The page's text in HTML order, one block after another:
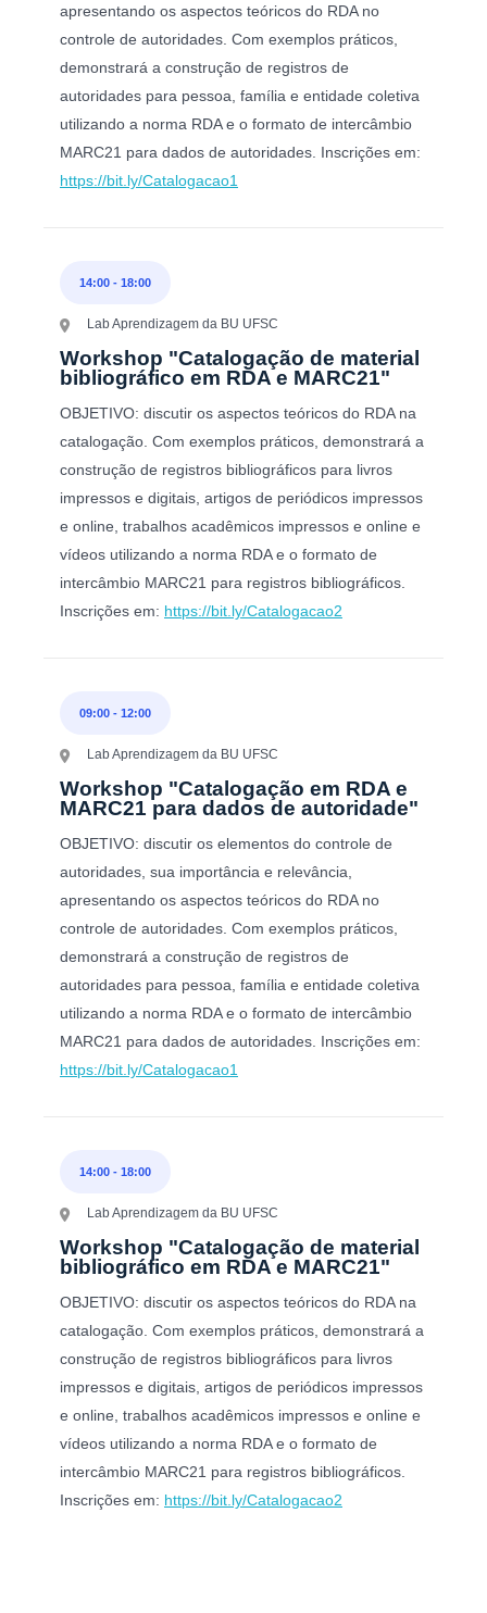
apresentando os aspectos teóricos do RDA no
controle de autoridades. Com exemplos práticos,
demonstrará a construção de registros de
autoridades para pessoa, família e entidade coletiva
utilizando a norma RDA e o formato de intercâmbio
MARC21 para dados de autoridades. Inscrições em:
https://bit.ly/Catalogacao1
14:00 - 18:00
Lab Aprendizagem da BU UFSC
Workshop "Catalogação de material
bibliográfico em RDA e MARC21"
OBJETIVO: discutir os aspectos teóricos do RDA na
catalogação. Com exemplos práticos, demonstrará a
construção de registros bibliográficos para livros
impressos e digitais, artigos de periódicos impressos
e online, trabalhos acadêmicos impressos e online e
vídeos utilizando a norma RDA e o formato de
intercâmbio MARC21 para registros bibliográficos.
Inscrições em: https://bit.ly/Catalogacao2
09:00 - 12:00
Lab Aprendizagem da BU UFSC
Workshop "Catalogação em RDA e
MARC21 para dados de autoridade"
OBJETIVO: discutir os elementos do controle de
autoridades, sua importância e relevância,
apresentando os aspectos teóricos do RDA no
controle de autoridades. Com exemplos práticos,
demonstrará a construção de registros de
autoridades para pessoa, família e entidade coletiva
utilizando a norma RDA e o formato de intercâmbio
MARC21 para dados de autoridades. Inscrições em:
https://bit.ly/Catalogacao1
14:00 - 18:00
Lab Aprendizagem da BU UFSC
Workshop "Catalogação de material
bibliográfico em RDA e MARC21"
OBJETIVO: discutir os aspectos teóricos do RDA na
catalogação. Com exemplos práticos, demonstrará a
construção de registros bibliográficos para livros
impressos e digitais, artigos de periódicos impressos
e online, trabalhos acadêmicos impressos e online e
vídeos utilizando a norma RDA e o formato de
intercâmbio MARC21 para registros bibliográficos.
Inscrições em: https://bit.ly/Catalogacao2